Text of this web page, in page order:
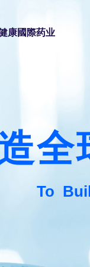
康國際药业
全
To